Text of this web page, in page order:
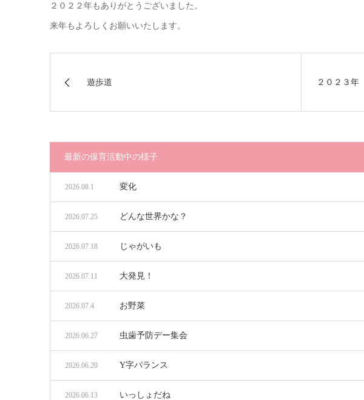
２０２２年もありがとうございました。
来年もよろしくお願いいたします。
遊歩道 ２０２３年
最新の保育活動中の様子
変化
2026.08.1
どんな世界かな？
2026.07.25
じゃがいも
2026.07.18
大発見！
2026.07.11
お野菜
2026.07.4
虫歯予防デー集会
2026.06.27
Y字バランス
2026.06.20
いっしょだね
2026.06.13